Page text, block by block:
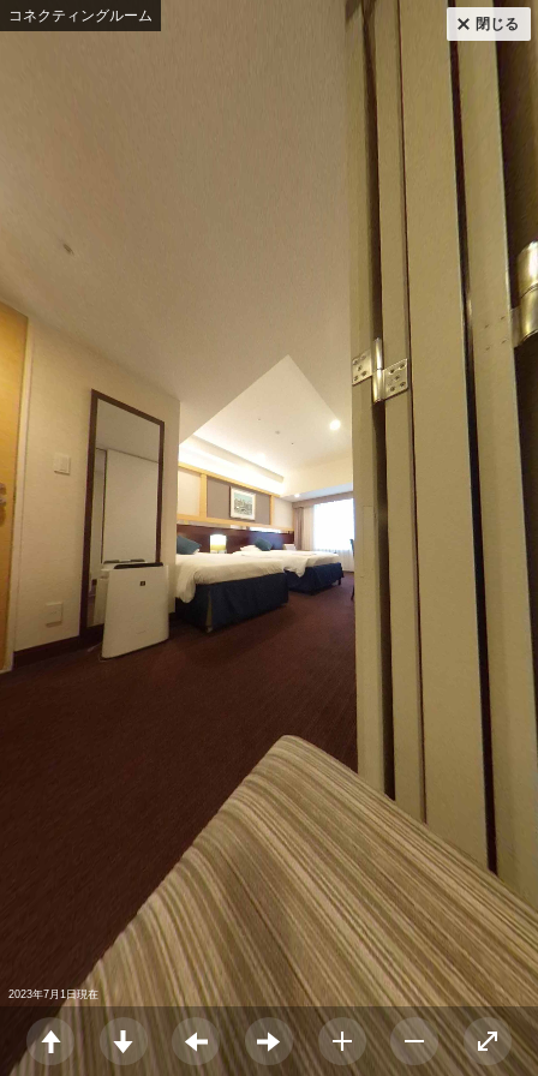
コネクティングルーム 閉じる
2023年7月1日現在